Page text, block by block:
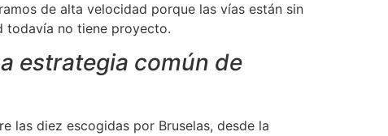
de alta velocidad porque las vías están sin
todavía no tiene proyecto.
estrategia común de
las diez escogidas por Bruselas, desde la